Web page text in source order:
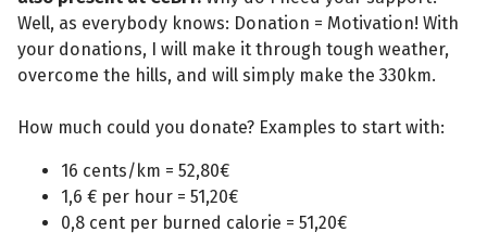
Well, as everybody knows: Donation = Motivation! With
your donations, I will make it through tough weather,
overcome the hills, and will simply make the 330km.
How much could you donate? Examples to start with:
16 cents/km = 52,80€
1,6 € per hour = 51,20€
0,8 cent per burned calorie = 51,20€